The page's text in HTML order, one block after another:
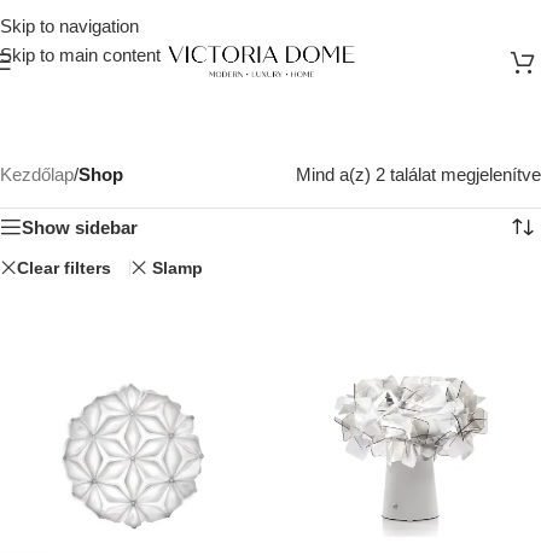
Skip to navigation
Skip to main content
Kezdőlap/Shop Mind a(z) 2 találat megjelenítve
Show sidebar
Clear filters Slamp